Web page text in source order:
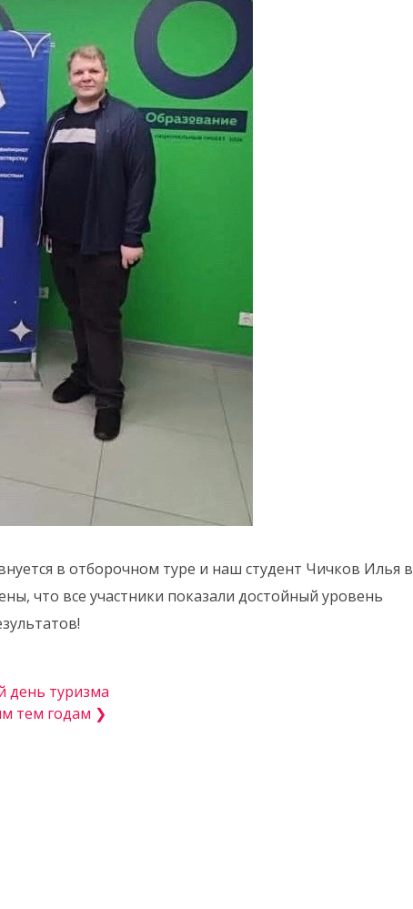
в отборочном туре и наш студент Чичков Илья в
что все участники показали достойный уровень
туризма
тем годам ❯